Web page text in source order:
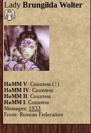
Lady Brungilda Wolter
HoMM V: Countess (1)
HoMM IV: Countess
HoMM II: Countess
HoMM I: Countess
Messages: 1933
From: Russian Federation